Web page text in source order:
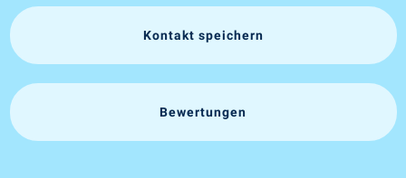
Kontakt speichern
Bewertungen